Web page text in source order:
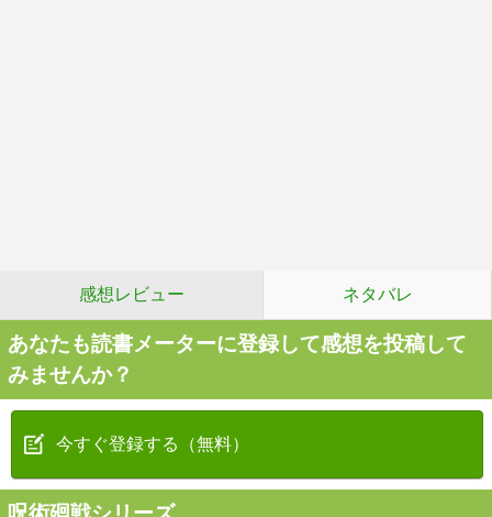
感想レビュー ネタバレ
あなたも読書メーターに登録して感想を投稿して
みませんか？
今すぐ登録する（無料）